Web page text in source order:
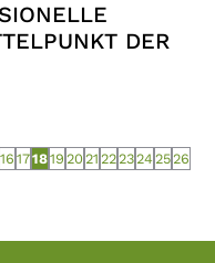
DER
16 171819 20 21 2223242526